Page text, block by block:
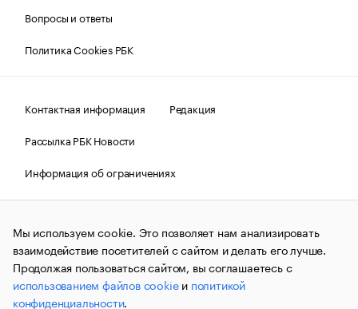
Вопросы и ответы
Политика Cookies РБК
Контактная информация
Редакция
Рассылка РБК Новости
Информация об ограничениях
Правовая информация
О соблюдении авторских прав
© АО «РОСБИЗНЕСКОНСАЛТИНГ»,1995–2026.Сообщения
и материалы информационного агентства «РБК»
(зарегистрировано Федеральной службой по надзору в сфере
связи, информационных технологий и массовых
коммуникаций (Роскомнадзор) 09.12.2015 за номером ИА
№ФС77-63848) сопровождаются пометкой «РБК». Отдельные
Мы используем cookie. Это позволяет нам анализировать
взаимодействие посетителей с сайтом и делать его лучше.
Продолжая пользоваться сайтом, вы соглашаетесь с
использованием файлов cookieи политикой
конфиденциальности.